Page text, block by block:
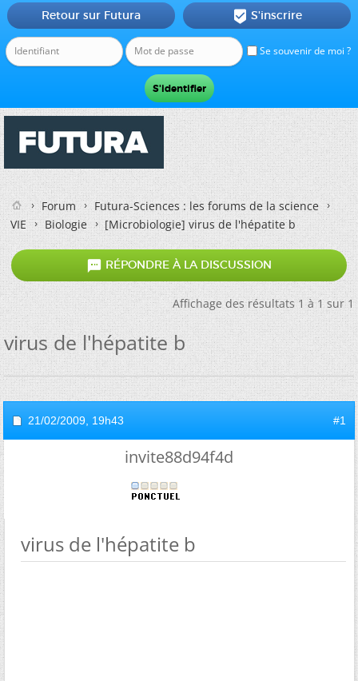
Se souvenir de moi ?
Retour sur Futura  S'inscrire
Forum
Futura-Sciences : les forums de la science
VIE
Biologie [Microbiologie]virus de l'hépatite b
 RÉPONDRE À LA DISCUSSION
Affichage des résultats 1 à 1 sur 1
virus de l'hépatite b
21/02/2009, 19h43 #1
invite88d94f4d
virus de l'hépatite b